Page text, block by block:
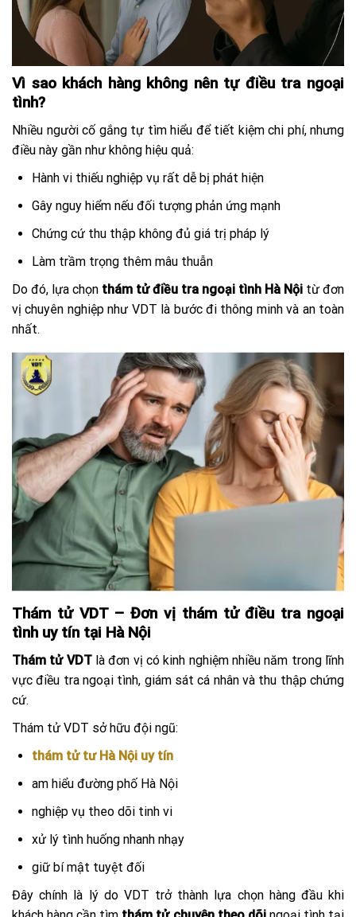
Vì sao khách hàng không nên tự điều tra ngoại
tình?
Nhiều người cố gắng tự tìm hiểu để tiết kiệm chi phí, nhưng
điều này gần như không hiệu quả:
Hành vi thiếu nghiệp vụ rất dễ bị phát hiện
Gây nguy hiểm nếu đối tượng phản ứng mạnh
Chứng cứ thu thập không đủ giá trị pháp lý
Làm trầm trọng thêm mâu thuẫn
Do đó, lựa chọn thám tử điều tra ngoại tình Hà Nội từ đơn
vị chuyên nghiệp như VDT là bước đi thông minh và an toàn
nhất.
Thám tử VDT – Đơn vị thám tử điều tra ngoại
tình uy tín tại Hà Nội
Thám tử VDTlà đơn vị có kinh nghiệm nhiều năm trong lĩnh
vực điều tra ngoại tình, giám sát cá nhân và thu thập chứng
cứ.
Thám tử VDT sở hữu đội ngũ:
thám tử tư Hà Nội uy tín
am hiểu đường phố Hà Nội
nghiệp vụ theo dõi tinh vi
xử lý tình huống nhanh nhạy
giữ bí mật tuyệt đối
Đây chính là lý do VDT trở thành lựa chọn hàng đầu khi